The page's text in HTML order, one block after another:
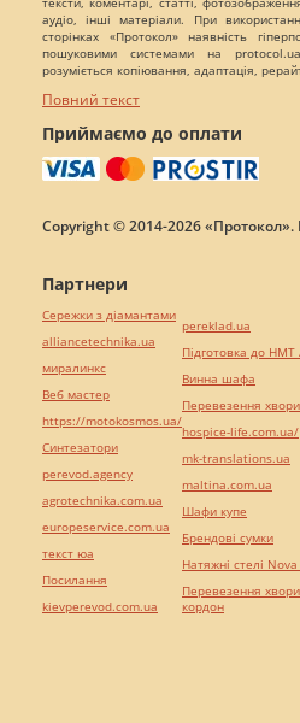
аудіо, інші матеріали. При
сторінках «Протокол» наявність
пошуковими системами на
розуміється копіювання, адаптація,
Повний текст
Приймаємо до оплати
Copyright © 2014-2026 «Протокол».
Партнери
Сережки з діамантами
alliancetechnika.ua
миралинкс
Веб мастер
https://motokosmos.ua/
Синтезатори
perevod.agency
agrotechnika.com.ua
europeservice.com.ua
текст юа
Посилання
kievperevod.com.ua
pereklad.ua
Підготовка до
Винна шафа
Перевезення
hospice-life.com.ua/
mk-translations.ua
maltina.com.ua
Шафи купе
Брендові сумки
Натяжні стелі
Перевезення
кордон